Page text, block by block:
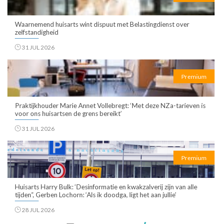
Waarnemend huisarts wint dispuut met Belastingdienst over
zelfstandigheid
31 JUL 2026
Premium
Praktijkhouder Marie Annet Vollebregt: ‘Met deze NZa-tarieven is
voor ons huisartsen de grens bereikt’
31 JUL 2026
Premium
Huisarts Harry Bulk: ‘Desinformatie en kwakzalverij zijn van alle
tijden”, Gerben Lochorn: ‘Als ik doodga, ligt het aan jullie’
28 JUL 2026